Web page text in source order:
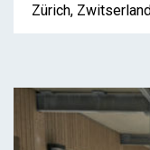
Zürich,